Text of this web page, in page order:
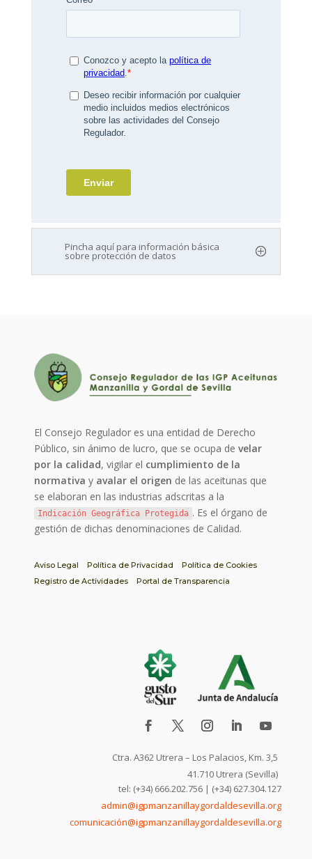
Pincha aquí para información básica
sobre protección de datos
El Consejo Regulador es una entidad de Derecho
Público, sin ánimo de lucro, que se ocupa develar
por la calidad, vigilar el cumplimiento de la
normativa y avalar el origen de las aceitunas que
se elaboran en las industrias adscritas a la
Indicación Geográfica Protegida . Es el órgano de
gestión de dichas denominaciones de Calidad.
Aviso Legal Política de Privacidad
Política de Cookies
Registro de Actividades
Portal de Transparencia
Ctra. A362 Utrera – Los Palacios, Km. 3,5
41.710 Utrera (Sevilla)
tel: (+34) 666.202.756 | (+34) 627.304.127
admin@igpmanzanillaygordaldesevilla.org
comunicación@igpmanzanillaygordaldesevilla.org